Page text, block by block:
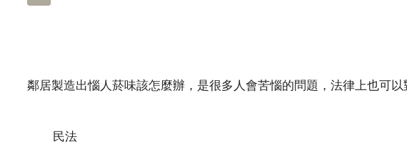
鄰居製造出惱人菸味該怎麼辦，是很多人會苦惱的問題，法律上也可
民法